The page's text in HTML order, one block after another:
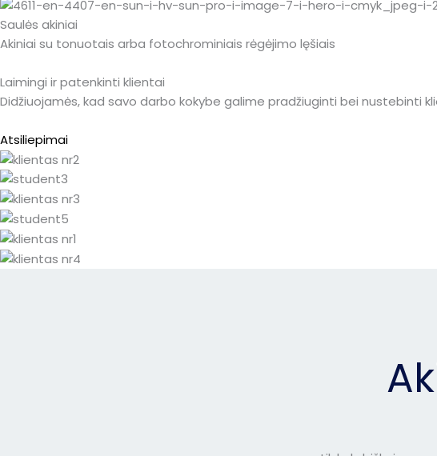
Saulės akiniai
Akiniai su tonuotais arba fotochrominiais rėgėjimo lęšiais
Laimingi ir patenkinti klientai
Didžiuojamės, kad savo darbo kokybe galime pradžiuginti bei nustebinti
Atsiliepimai